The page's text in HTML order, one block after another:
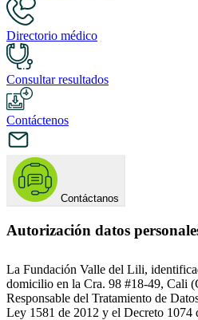
Directorio médico
Consultar resultados
Contáctenos
Contáctanos
Autorización datos
La Fundación Valle del Lili,
domicilio en la Cra. 98 #18-49, Cali
Responsable del Tratamiento de
Ley 1581 de 2012 y el Decreto 1074